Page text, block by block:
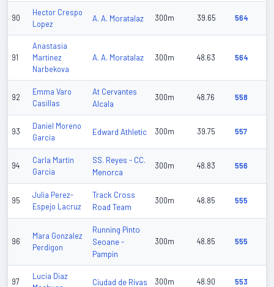
90
Hector Crespo
Lopez
A. A. Moratalaz 300m 39.65 564
91
Anastasia
Martinez
Narbekova
A. A. Moratalaz 300m 48.63 564
92
Emma Varo
Casillas
At Cervantes
Alcala
300m 48.76 558
93
Daniel Moreno
Garcia
Edward Athletic 300m 39.75 557
94
Carla Martin
Garcia
SS. Reyes - CC.
Menorca
300m 48.83 556
95
Julia Perez-
Espejo Lacruz
Track Cross
Road Team
300m 48.85 555
96
Mara Gonzalez
Perdigon
Running Pinto
Seoane -
Pampin
300m 48.85 555
97
Lucia Diaz
Ciudad de Rivas 300m 48.90 553